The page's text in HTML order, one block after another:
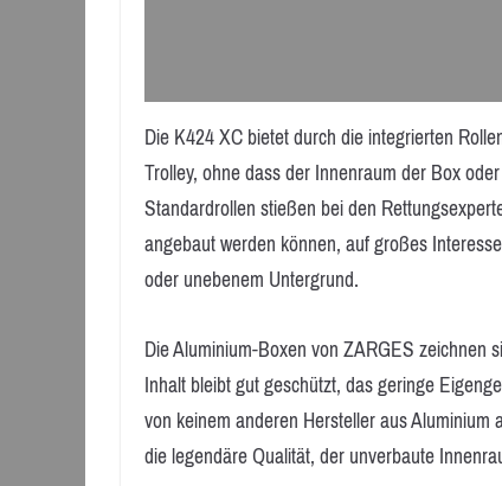
Die K424 XC bietet durch die integrierten
Trolley, ohne dass der Innenraum der Box
Standardrollen stießen bei den
angebaut werden können, auf großes
oder unebenem Untergrund.
Die Aluminium-Boxen von ZARGES zeichnen
Inhalt bleibt gut geschützt, das geringe
von keinem anderen Hersteller aus
die legendäre Qualität, der unverbaute